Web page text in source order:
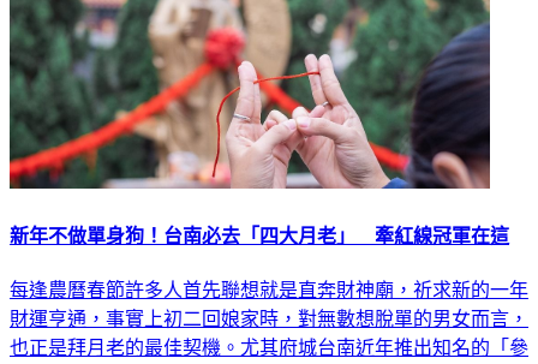
每逢農曆春節許多人首先聯想就是直奔財神廟，祈求新的一年
財運亨通，事實上初二回娘家時，對無數想脫單的男女而言，